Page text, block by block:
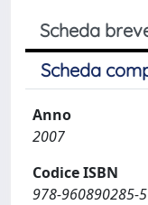
Scheda
Scheda
Anno
2007
Codice ISBN
978-960890285-5